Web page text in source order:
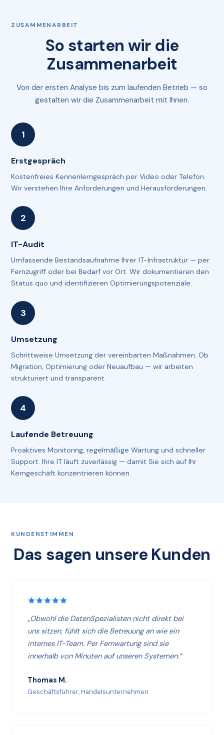
ZUSAMMENARBEIT
So starten wir die
Zusammenarbeit
Von der ersten Analyse bis zum laufenden Betrieb — so
gestalten wir die Zusammenarbeit mit Ihnen.
Erstgespräch
Kostenfreies Kennenlerngespräch per Video oder Telefon.
Wir verstehen Ihre Anforderungen und Herausforderungen.
IT-Audit
Umfassende Bestandsaufnahme Ihrer IT-Infrastruktur — per
Fernzugriff oder bei Bedarf vor Ort. Wir dokumentieren den
Status quo und identifizieren Optimierungspotenziale.
Umsetzung
Schrittweise Umsetzung der vereinbarten Maßnahmen. Ob
Migration, Optimierung oder Neuaufbau — wir arbeiten
strukturiert und transparent.
Laufende Betreuung
Proaktives Monitoring, regelmäßige Wartung und schneller
Support. Ihre IT läuft zuverlässig — damit Sie sich auf Ihr
Kerngeschäft konzentrieren können.
KUNDENSTIMMEN
Das sagen unsere Kunden
„Obwohl die DatenSpezialisten nicht direkt bei
uns sitzen, fühlt sich die Betreuung an wie ein
internes IT-Team. Per Fernwartung sind sie
innerhalb von Minuten auf unseren Systemen.“
Thomas M.
Geschäftsführer, Handelsunternehmen